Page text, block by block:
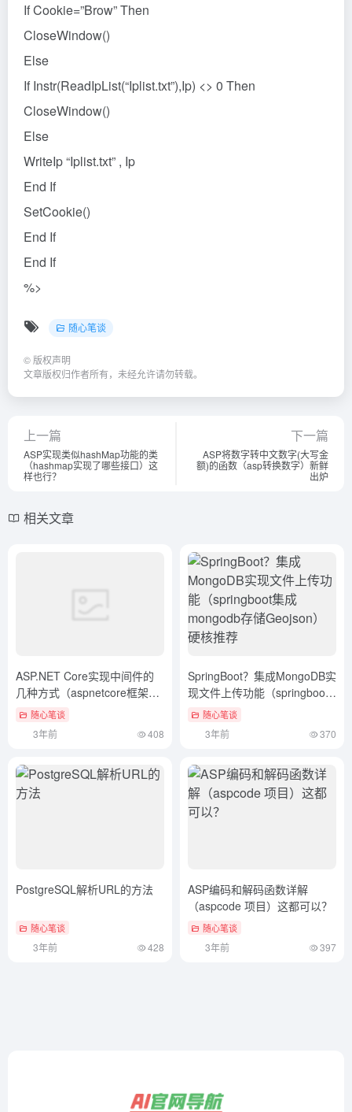
If Cookie=”Brow” Then
CloseWindow()
Else
If Instr(ReadIpList(“Iplist.txt”),Ip) <> 0 Then
CloseWindow()
Else
WriteIp “Iplist.txt” , Ip
End If
SetCookie()
End If
End If
%>
随心笔谈
© 版权声明
文章版权归作者所有，未经允许请勿转载。
上一篇
ASP实现类似hashMap功能的类
（hashmap实现了哪些接口）这
样也行？
下一篇
ASP将数字转中文数字(大写金
额)的函数（asp转换数字）新鲜
出炉
相关文章
ASP.NET Core实现中间件的
几种方式（aspnetcore框架揭
秘pdf）越早知道越好
随心笔谈
3年前 408
SpringBoot？集成MongoDB实
现文件上传功能（springboot
集成mongodb存储Geojson）
硬核推荐
随心笔谈
3年前 370
PostgreSQL解析URL的方法
随心笔谈
3年前 428
ASP编码和解码函数详解
（aspcode 项目）这都可以？
随心笔谈
3年前 397